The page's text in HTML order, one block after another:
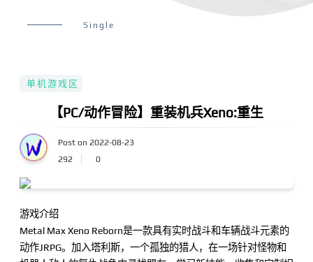
Single
单机游戏区
【PC/动作冒险】重装机兵Xeno:重生
Post on 2022-08-23
292
0
游戏介绍
Metal Max Xeno Reborn是一款具有实时战斗和车辆战斗元素的
动作JRPG。加入塔利斯，一个孤独的猎人，在一场针对怪物和